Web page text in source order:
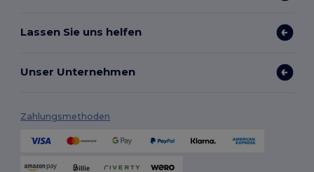
Lassen Sie uns helfen
Unser Unternehmen
Zahlungsmethoden